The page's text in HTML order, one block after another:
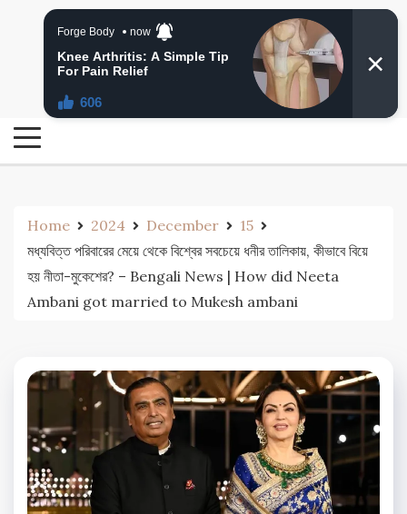
24 Ghanta Bangla News
24 Ghanta Bengali News
Home 2024 December
15
মধ্যবিত্ত পরিবারের মেয়ে থেকে বিশ্বের সবচেয়ে ধনীর তালিকায়, কীভাবে বিয়ে
হয় নীতা-মুকেশের? – Bengali News | How did Neeta
Ambani got married to Mukesh ambani